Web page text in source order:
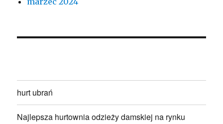
hurt ubrań
Najlepsza hurtownia odzieży damskiej na rynku